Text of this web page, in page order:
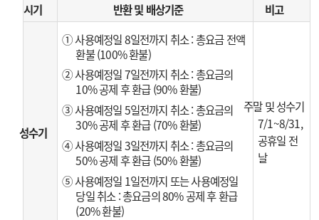
시기 반환 및 배상기준 비고
성수기
① 사용예정일 8일전까지 취소 : 총요금 전액
환불 (100% 환불)
② 사용예정일 7일전까지 취소 : 총요금의
10% 공제 후 환급 (90% 환불)
③ 사용예정일 5일전까지 취소 : 총요금의
30% 공제 후 환급 (70% 환불)
④ 사용예정일 3일전까지 취소 : 총요금의
50% 공제 후 환급 (50% 환불)
⑤ 사용예정일 1일전까지 또는 사용예정일
당일 취소 : 총요금의 80% 공제 후 환급
(20% 환불)
주말 및 성수기
7/1~8/31,
공휴일 전
날